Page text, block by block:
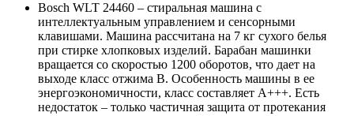
Bosch WLT 24460 – стиральная машина с
интеллектуальным управлением и сенсорными
клавишами. Машина рассчитана на 7 кг сухого белья
при стирке хлопковых изделий. Барабан машинки
вращается со скоростью 1200 оборотов, что дает на
выходе класс отжима В. Особенность машины в ее
энергоэкономичности, класс составляет А+++. Есть
недостаток – только частичная защита от протекания